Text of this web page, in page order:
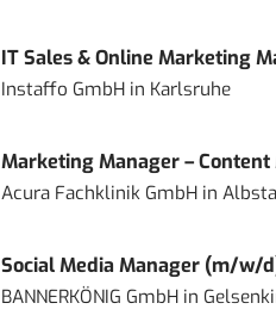
IT Sales & Online Marketing
Instaffo GmbHin Karlsruhe
Marketing Manager –
Acura Fachklinik GmbHin
Social Media Manager (m/w/
BANNERKÖNIG GmbHin